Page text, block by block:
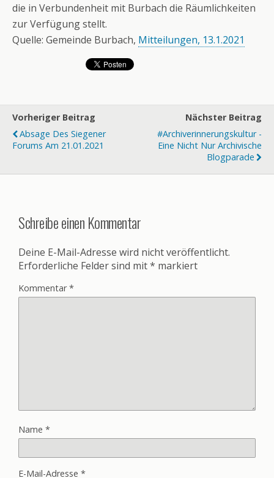
die in Verbundenheit mit Burbach die Räumlichkeiten
zur Verfügung stellt.
Quelle: Gemeinde Burbach, Mitteilungen, 13.1.2021
Vorheriger Beitrag
Absage Des Siegener
Forums Am 21.01.2021
Nächster Beitrag
#Archiverinnerungskultur -
Eine Nicht Nur Archivische
Blogparade
Schreibe einen Kommentar
Deine E-Mail-Adresse wird nicht veröffentlicht.
Erforderliche Felder sind mit* markiert
Kommentar*
Name *
E-Mail-Adresse *